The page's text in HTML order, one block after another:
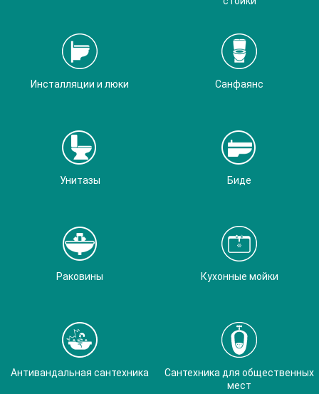
Инсталляции и люки Санфаянс
Унитазы Биде
Раковины Кухонные мойки
Антивандальная сантехника
Сантехника для общественных
мест